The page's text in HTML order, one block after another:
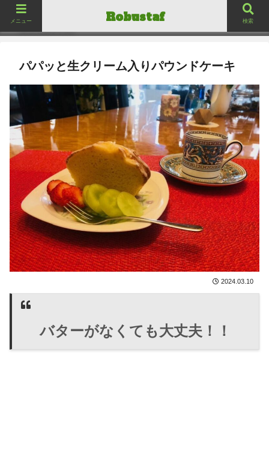
ロバスタフ
Robustaf
パパッと生クリーム入りパウンドケーキ
2024.03.10
バターがなくても大丈夫！！
メニュー Robustaf 検索